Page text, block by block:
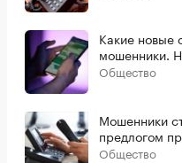
Какие новые
мошенники.
Общество
Мошенники
предлогом
Общество